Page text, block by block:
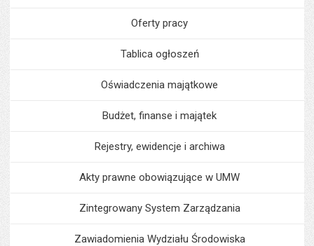
Oferty pracy
Tablica ogłoszeń
Oświadczenia majątkowe
Budżet, finanse i majątek
Rejestry, ewidencje i archiwa
Akty prawne obowiązujące w UMW
Zintegrowany System Zarządzania
Zawiadomienia Wydziału Środowiska